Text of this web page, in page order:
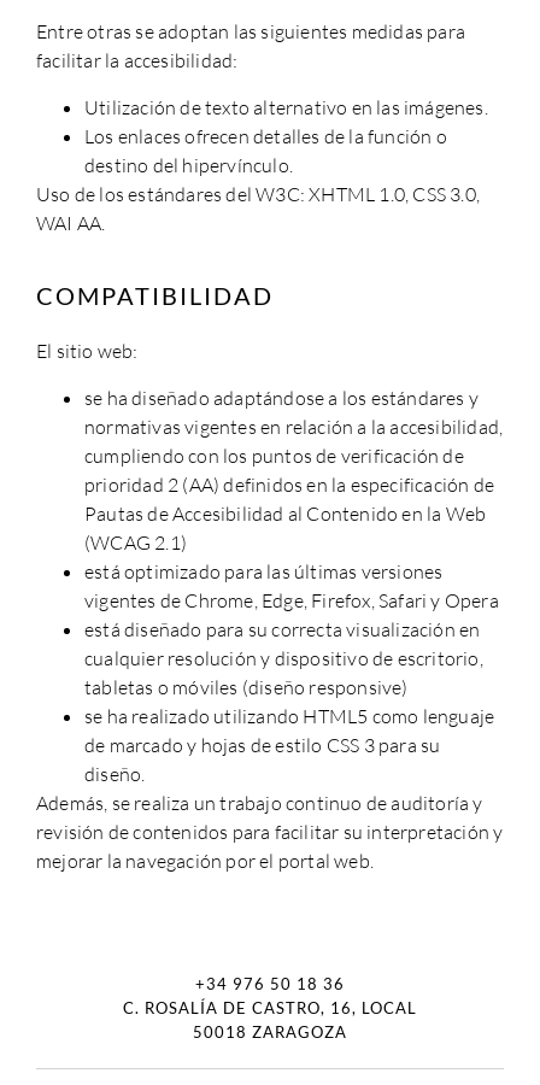
Entre otras se adoptan las siguientes medidas para
facilitar la accesibilidad:
Utilización de texto alternativo en las imágenes.
Los enlaces ofrecen detalles de la función o
destino del hipervínculo.
Uso de los estándares del W3C: XHTML 1.0, CSS 3.0,
WAI AA.
COMPATIBILIDAD
El sitio web:
se ha diseñado adaptándose a los estándares y
normativas vigentes en relación a la accesibilidad,
cumpliendo con los puntos de verificación de
prioridad 2 (AA) definidos en la especificación de
Pautas de Accesibilidad al Contenido en la Web
(WCAG 2.1)
está optimizado para las últimas versiones
vigentes de Chrome, Edge, Firefox, Safari y Opera
está diseñado para su correcta visualización en
cualquier resolución y dispositivo de escritorio,
tabletas o móviles (diseño responsive)
se ha realizado utilizando HTML5 como lenguaje
de marcado y hojas de estilo CSS 3 para su
diseño.
Además, se realiza un trabajo continuo de auditoría y
revisión de contenidos para facilitar su interpretación y
mejorar la navegación por el portal web.
+34 976 50 18 36
C. ROSALÍA DE CASTRO, 16, LOCAL
50018 ZARAGOZA